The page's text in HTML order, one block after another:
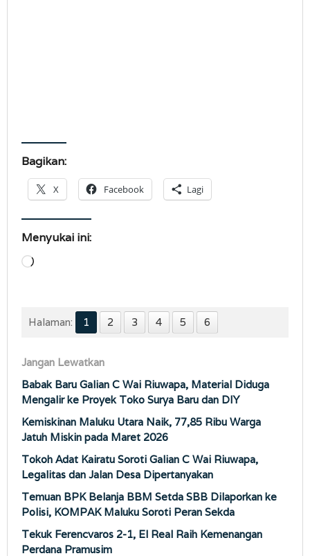
Bagikan:
X Facebook Lagi
Menyukai ini:
Memuat...
Halaman: 1 2 3 4 5 6
Jangan Lewatkan
Babak Baru Galian C Wai Riuwapa, Material Diduga
Mengalir ke Proyek Toko Surya Baru dan DIY
Kemiskinan Maluku Utara Naik, 77,85 Ribu Warga
Jatuh Miskin pada Maret 2026
Tokoh Adat Kairatu Soroti Galian C Wai Riuwapa,
Legalitas dan Jalan Desa Dipertanyakan
Temuan BPK Belanja BBM Setda SBB Dilaporkan ke
Polisi, KOMPAK Maluku Soroti Peran Sekda
Tekuk Ferencvaros 2-1, El Real Raih Kemenangan
Perdana Pramusim